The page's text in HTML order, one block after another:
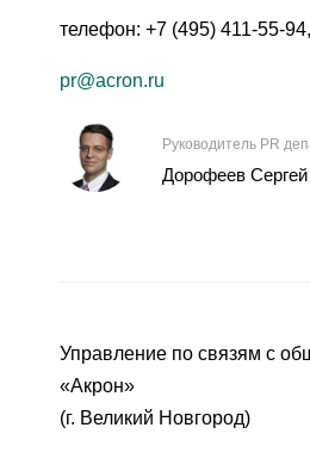
телефон: +7 (495) 411-55-94,
pr@acron.ru
Руководитель PR
Дорофеев Сергей
Управление по связям с
«Акрон»
(г. Великий Новгород)